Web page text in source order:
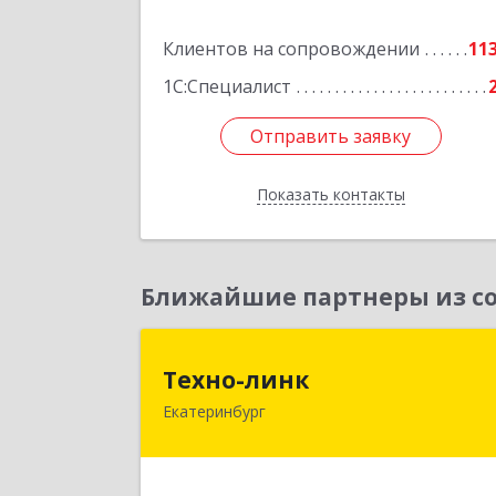
Клиентов на сопровождении
1С:Специалист
Отправить заявку
Показать контакты
Отправить заявку
Назад
Ближайшие партнеры из
Техно-линк
Екатеринбург